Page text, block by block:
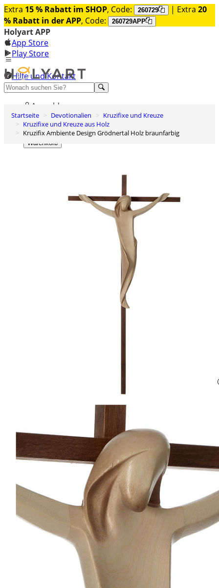
Extra 15 % Rabatt im SHOP, Code: 260729 | Extra 20
% Rabatt in der APP, Code: 260729APP
Holyart APP
App Store
Play Store
Hilfe und Kontakt
Entdecken Sie Premium
Anmelden
Wunschliste
0
Warenkorb
Startseite Devotionalien
Kruzifixe und Kreuze
Kruzifixe und Kreuze aus Holz
Kruzifix Ambiente Design Grödnertal Holz braunfarbig